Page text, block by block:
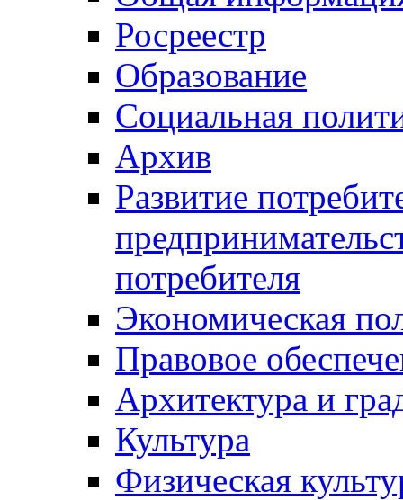
Росреестр
Образование
Социальная
Архив
Развитие
потребителя
Экономическая
Правовое
Архитектура и
Культура
Физическая